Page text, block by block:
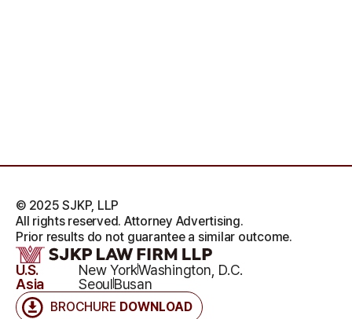
BROCHURE DOWNLOAD
U.S. New YorkWashington, D.C.
Asia
SeoulBusan
© 2025 SJKP, LLP
All rights reserved. Attorney Advertising.
Prior results do not guarantee a similar outcome.